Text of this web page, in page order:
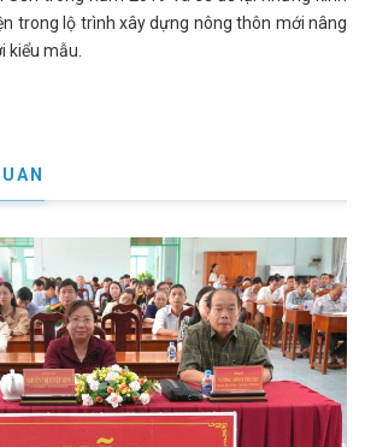
trong lộ trình xây dựng nông thôn mới nâng
kiểu mẫu.